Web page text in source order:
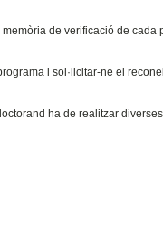
de verificació de
i sol·licitar-ne el
ha de realitzar